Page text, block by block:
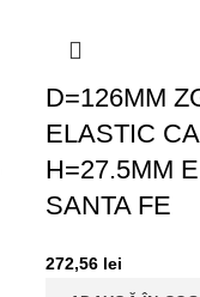
D=126MM
ELASTIC
H=27.5MM
SANTA FE
272,56 lei